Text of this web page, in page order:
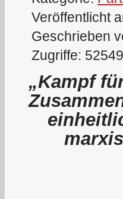
Veröffentlicht
Geschrieben
Zugriffe:
„Kampf